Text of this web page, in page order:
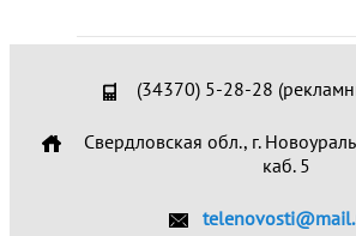
(34370) 5-28-28
Свердловская обл., г.
каб. 5